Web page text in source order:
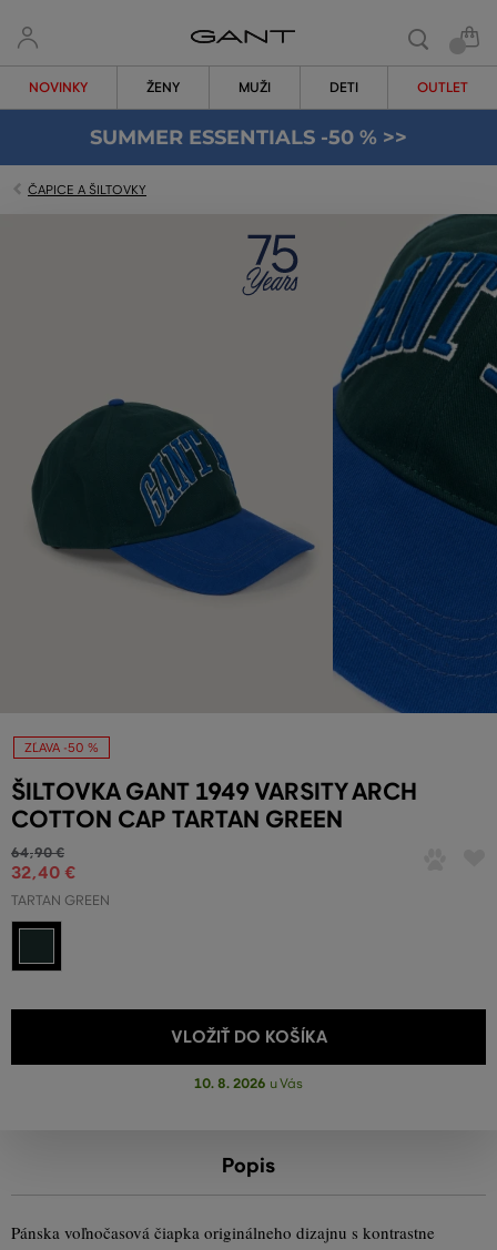
NOVINKY ŽENY MUŽI DETI OUTLET
SUMMER ESSENTIALS -50 % >>
ČAPICE A ŠILTOVKY
ZĽAVA -50 %
ŠILTOVKA GANT 1949 VARSITY ARCH
COTTON CAP TARTAN GREEN
64,90 €
32,40 €
TARTAN GREEN
VLOŽIŤ DO KOŠÍKA
10. 8. 2026 u Vás
Popis
Pánska voľnočasová čiapka originálneho dizajnu s kontrastne